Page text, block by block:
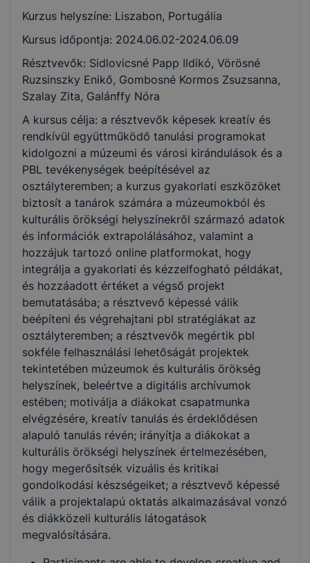
Kurzus helyszíne: Liszabon, Portugália
Kursus időpontja: 2024.06.02-2024.06.09
Résztvevők: Sidlovicsné Papp Ildikó, Vörösné
Ruzsinszky Enikő, Gombosné Kormos Zsuzsanna,
Szalay Zita, Galánffy Nóra
A kursus célja: a résztvevők képesek kreatív és
rendkívül együttműködő tanulási programokat
kidolgozni a múzeumi és városi kirándulások és a
PBL tevékenységek beépítésével az
osztályteremben; a kurzus gyakorlati eszközöket
biztosít a tanárok számára a múzeumokból és
kulturális örökségi helyszínekről származó adatok
és információk extrapolálásához, valamint a
hozzájuk tartozó online platformokat, hogy
integrálja a gyakorlati és kézzelfogható példákat,
és hozzáadott értéket a végső projekt
bemutatásába; a résztvevő képessé válik
beépíteni és végrehajtani pbl stratégiákat az
osztályteremben; a résztvevők megértik pbl
sokféle felhasználási lehetőságát projektek
tekintetében múzeumok és kulturális örökség
helyszínek, beleértve a digitális archívumok
estében; motiválja a diákokat csapatmunka
elvégzésére, kreatív tanulás és érdeklődésen
alapuló tanulás révén; irányítja a diákokat a
kulturális örökségi helyszínek értelmezésében,
hogy megerősítsék vizuális és kritikai
gondolkodási készségeiket; a résztvevő képessé
válik a projektalapú oktatás alkalmazásával vonzó
és diákközeli kulturális látogatások
megvalósítására.